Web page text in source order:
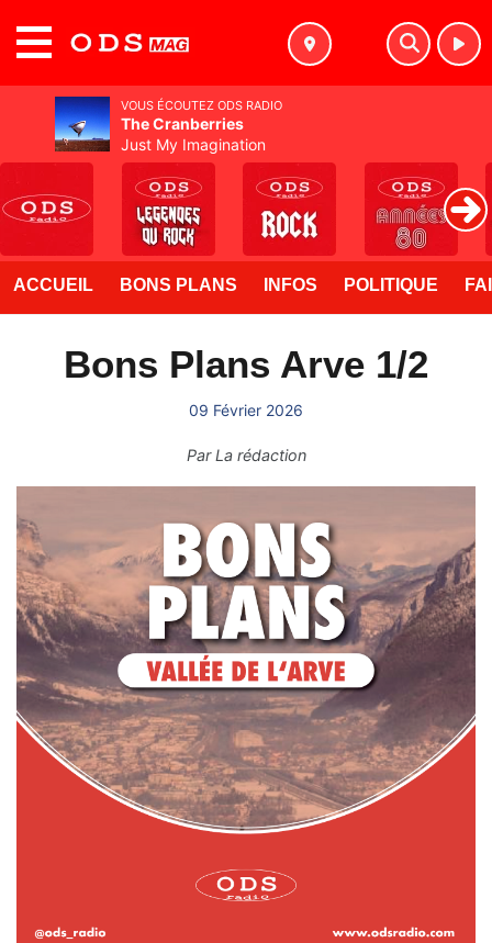
ACCUEIL BONS PLANS INFOS POLITIQUE
Bons Plans Arve 1/2
09 Février 2026
ParLa rédaction
VOUS ÉCOUTEZ ODS RADIO
The Cranberries
Just My Imagination